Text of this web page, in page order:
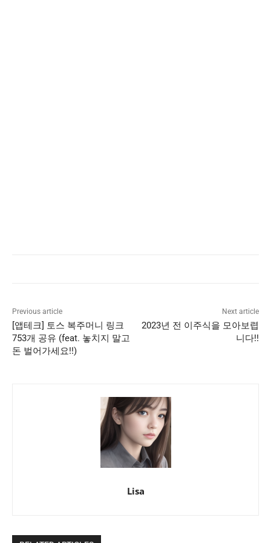
Previous article
[앱테크] 토스 복주머니 링크
753개 공유 (feat. 놓치지 말고
돈 벌어가세요!!)
Next article
2023년 전 이주식을 모아보렵
니다!!
Lisa